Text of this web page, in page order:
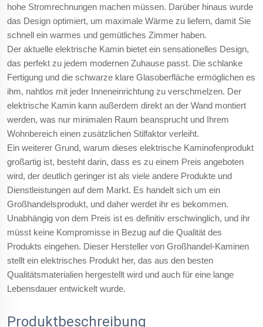
hohe Stromrechnungen machen müssen. Darüber hinaus wurde
das Design optimiert, um maximale Wärme zu liefern, damit Sie
schnell ein warmes und gemütliches Zimmer haben.
Der aktuelle elektrische Kamin bietet ein sensationelles Design,
das perfekt zu jedem modernen Zuhause passt. Die schlanke
Fertigung und die schwarze klare Glasoberfläche ermöglichen es
ihm, nahtlos mit jeder Inneneinrichtung zu verschmelzen. Der
elektrische Kamin kann außerdem direkt an der Wand montiert
werden, was nur minimalen Raum beansprucht und Ihrem
Wohnbereich einen zusätzlichen Stilfaktor verleiht.
Ein weiterer Grund, warum dieses elektrische Kaminofenprodukt
großartig ist, besteht darin, dass es zu einem Preis angeboten
wird, der deutlich geringer ist als viele andere Produkte und
Dienstleistungen auf dem Markt. Es handelt sich um ein
Großhandelsprodukt, und daher werdet ihr es bekommen.
Unabhängig von dem Preis ist es definitiv erschwinglich, und ihr
müsst keine Kompromisse in Bezug auf die Qualität des
Produkts eingehen. Dieser Hersteller von Großhandel-Kaminen
stellt ein elektrisches Produkt her, das aus den besten
Qualitätsmaterialien hergestellt wird und auch für eine lange
Lebensdauer entwickelt wurde.
Produktbeschreibung